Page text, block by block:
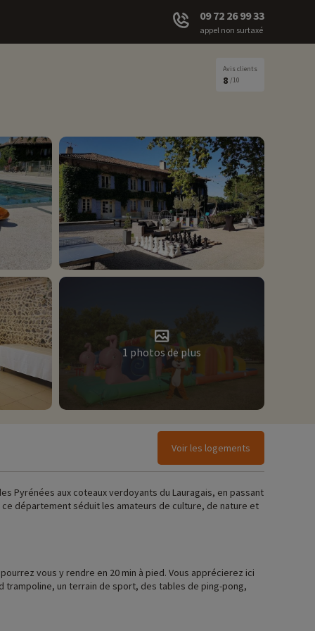
09 72 26 99 33
appel non surtaxé
Avis clients
8 /10
1 photos de plus
Voir les logements
Pyrénées aux coteaux verdoyants du Lauragais, en passant
département séduit les amateurs de culture, de nature et
vous y rendre en 20 min à pied. Vous apprécierez ici
trampoline, un terrain de sport, des tables de ping-pong,
cabane magique, gîte, il y en a pour tous les goûts.